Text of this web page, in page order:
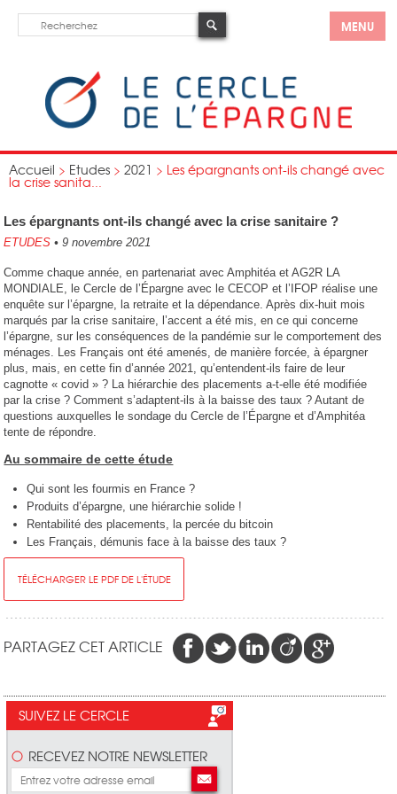
MENU
Accueil > Etudes > 2021 > Les épargnants ont-ils changé avec
la crise sanita...
Les épargnants ont-ils changé avec la crise sanitaire ?
ETUDES • 9 novembre 2021
Comme chaque année, en partenariat avec Amphitéa et AG2R LA
MONDIALE, le Cercle de l’Épargne avec le CECOP et l’IFOP réalise une
enquête sur l’épargne, la retraite et la dépendance. Après dix-huit mois
marqués par la crise sanitaire, l’accent a été mis, en ce qui concerne
l’épargne, sur les conséquences de la pandémie sur le comportement des
ménages. Les Français ont été amenés, de manière forcée, à épargner
plus, mais, en cette fin d’année 2021, qu’entendent-ils faire de leur
cagnotte « covid » ? La hiérarchie des placements a-t-elle été modifiée
par la crise ? Comment s’adaptent-ils à la baisse des taux ? Autant de
questions auxquelles le sondage du Cercle de l’Épargne et d’Amphitéa
tente de répondre.
Au sommaire de cette étude
Qui sont les fourmis en France ?
Produits d’épargne, une hiérarchie solide !
Rentabilité des placements, la percée du bitcoin
Les Français, démunis face à la baisse des taux ?
TÉLÉCHARGER LE PDF DE L'ÉTUDE
PARTAGEZ CET ARTICLE
SUIVEZ LE CERCLE
RECEVEZ NOTRE NEWSLETTER